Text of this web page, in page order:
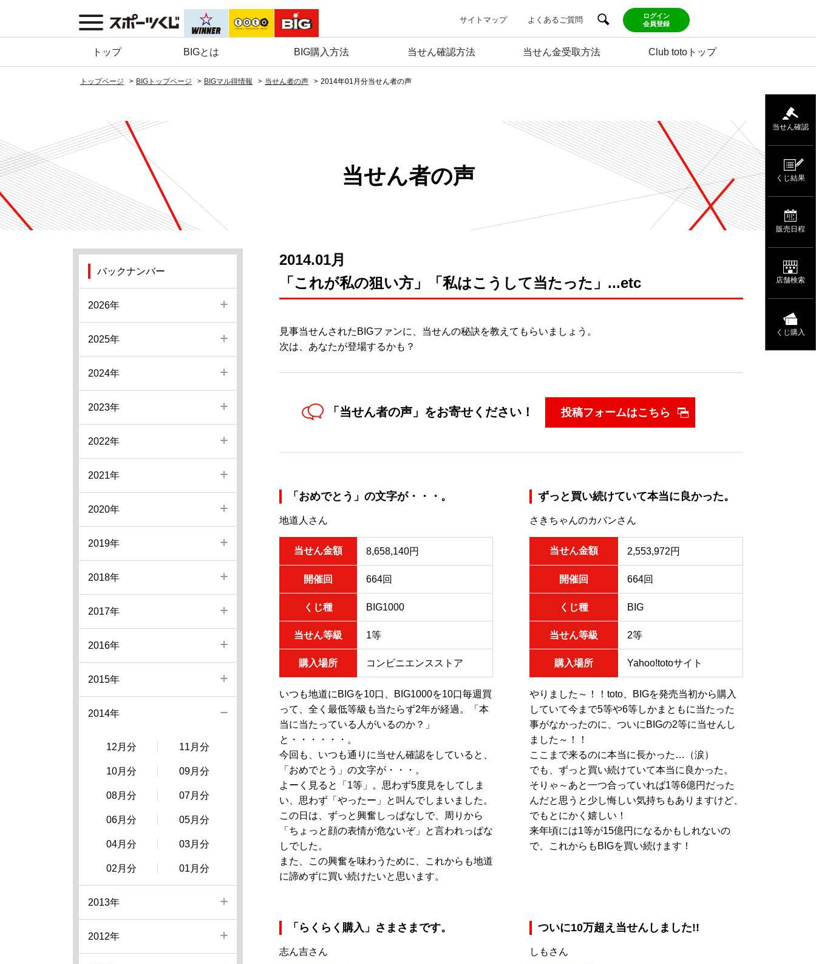
サイトマップ よくあるご質問
ログイン
会員登録
トップ BIGとは BIG購入方法 当せん確認方法 当せん金受取方法 Club totoトップ
トップページ BIGトップページ BIGマル得情報 当せん者の声 2014年01月分当せん者の声
当せん者の声
2014.01月
「これが私の狙い方」「私はこうして当たった」...etc
見事当せんされたBIGファンに、当せんの秘訣を教えてもらいましょう。
次は、あなたが登場するかも？
「当せん者の声」をお寄せください！ 投稿フォームはこちら
「おめでとう」の文字が・・・。
地道人さん
当せん金額 8,658,140円
開催回 664回
くじ種 BIG1000
当せん等級 1等
購入場所 コンビニエンスストア
いつも地道にBIGを10口、BIG1000を10口毎週買
って、全く最低等級も当たらず2年が経過。「本
当に当たっている人がいるのか？」
と・・・・・・。
今回も、いつも通りに当せん確認をしていると、
「おめでとう」の文字が・・・。
よーく見ると「1等」。思わず5度見をしてしま
い、思わず「やったー」と叫んでしまいました。
この日は、ずっと興奮しっぱなしで、周りから
「ちょっと顔の表情が危ないぞ」と言われっぱな
しでした。
また、この興奮を味わうために、これからも地道
に諦めずに買い続けたいと思います。
ずっと買い続けていて本当に良かった。
さきちゃんのカバンさん
当せん金額 2,553,972円
開催回 664回
くじ種 BIG
当せん等級 2等
購入場所 Yahoo!totoサイト
やりました～！！toto、BIGを発売当初から購入
していて今まで5等や6等しかまともに当たった
事がなかったのに、ついにBIGの2等に当せんし
ました～！！
ここまで来るのに本当に長かった…（涙）
でも、ずっと買い続けていて本当に良かった。
そりゃ～あと一つ合っていれば1等6億円だった
んだと思うと少し悔しい気持ちもありますけど、
でもとにかく嬉しい！
来年頃には1等が15億円になるかもしれないの
で、これからもBIGを買い続けます！
「らくらく購入」さまさまです。
志ん吉さん
ついに10万超え当せんしました!!
しもさん
バックナンバー
2026年
2025年
2024年
2023年
2022年
2021年
2020年
2019年
2018年
2017年
2016年
2015年
2014年
12月分 11月分
10月分 09月分
08月分 07月分
06月分 05月分
04月分 03月分
02月分 01月分
2013年
2012年
当せん確認
くじ結果
販売日程
店舗検索
くじ購入